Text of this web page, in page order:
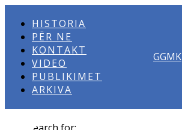
HISTORIA
PËR NE
KONTAKT
VIDEO
PUBLIKIMET
ARKIVA
GGMK